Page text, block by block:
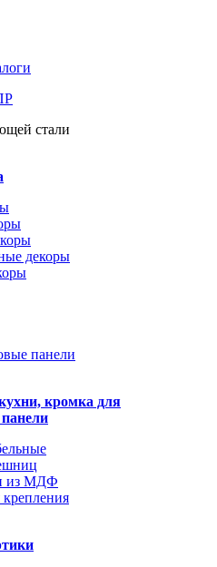
декоры
кромка для
из МДФ